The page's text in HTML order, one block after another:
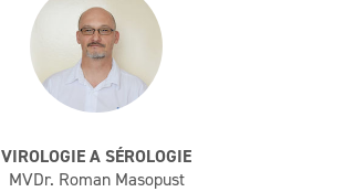
VIROLOGIE A SÉROLOGIE
MVDr. Roman Masopust